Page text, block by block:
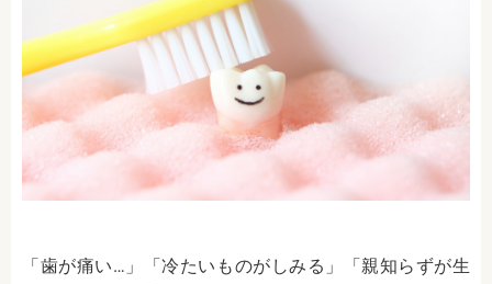
「歯が痛い…」「冷たいものがしみる」「親知らずが生